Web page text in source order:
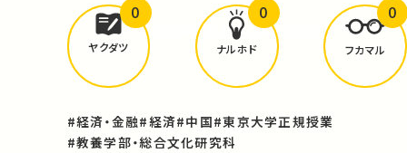
どんな学びがありましたか？
ヤクダツ
0
ナルホド
0
フカマル
0
#経済・金融#経済#中国#東京大学正規授業
#教養学部・総合文化研究科